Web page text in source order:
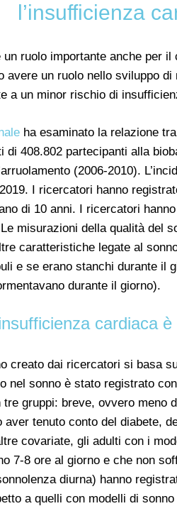
l’insufficienza
ruolo importante anche per
avere un ruolo nello sviluppo
a un minor rischio di
ha esaminato la relazione
di 408.802 partecipanti alla
(2006-2010).
I ricercatori hanno
di 10 anni. I ricercatori
misurazioni della qualità del
caratteristiche legate al
e se erano stanchi durante il
durante il giorno).
cardiaca
creato dai ricercatori si basa
nel sonno è stato registrato
gruppi: breve, ovvero meno
tenuto conto del diabete,
covariate, gli adulti con i
7-8 ore al giorno e che non
diurna) hanno
a quelli con modelli di